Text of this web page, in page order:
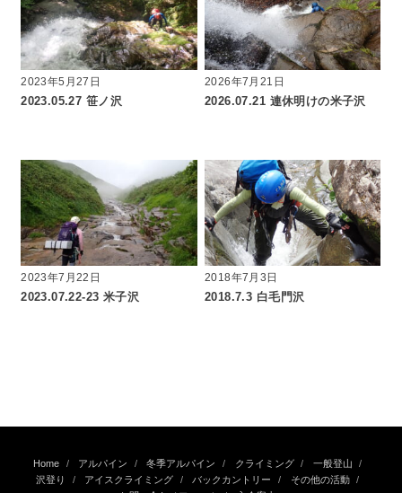
2023年5月27日
2023.05.27 笹ノ沢
2026年7月21日
2026.07.21 連休明けの米子沢
2023年7月22日
2023.07.22-23 米子沢
2018年7月3日
2018.7.3 白毛門沢
Home アルパイン 冬季アルパイン クライミング
一般登山
沢登り
アイスクライミング バックカントリー
その他の活動